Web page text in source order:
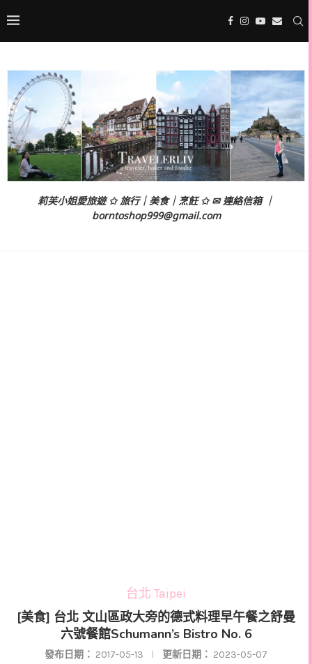
莉芙小姐愛旅遊 ✩ 旅行｜美食｜烹飪 ✩ ✉ 連絡信箱 ｜
borntoshop999@gmail.com
台北 Taipei
[美食] 台北 文山區政大旁的德式料理早午餐之舒曼
六號餐館Schumann’s Bistro No. 6
發布日期： 2017-05-13 更新日期： 2023-05-07